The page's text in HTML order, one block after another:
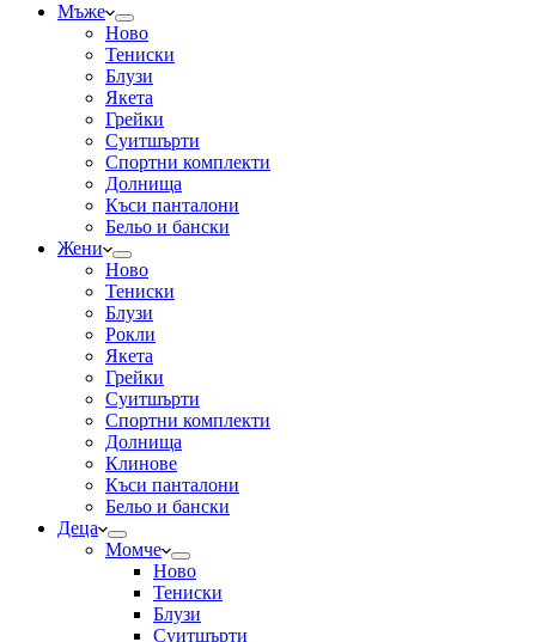
Мъже
Ново
Тениски
Блузи
Якета
Грейки
Суитшърти
Спортни комплекти
Долнища
Къси панталони
Бельо и бански
Жени
Ново
Тениски
Блузи
Рокли
Якета
Грейки
Суитшърти
Спортни комплекти
Долнища
Клинове
Къси панталони
Бельо и бански
Деца
Момче
Ново
Тениски
Блузи
Суитшърти